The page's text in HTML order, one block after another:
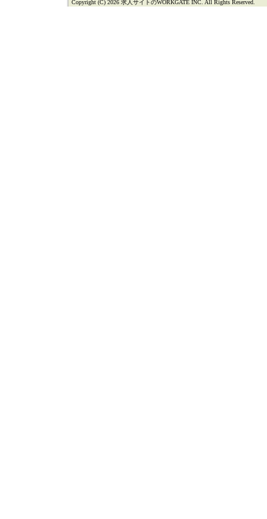
Copyright (C) 2026 求人サイトのWORKGATE INC. All Rights Reserved.